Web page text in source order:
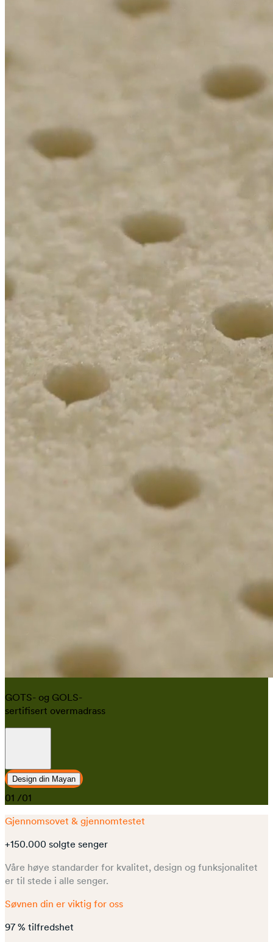
GOTS- og GOLS-
sertifisert overmadrass
Design din Mayan
01 /01
Gjennomsovet & gjennomtestet
+150.000 solgte senger
Våre høye standarder for kvalitet, design og funksjonalitet
er til stede i alle senger.
Søvnen din er viktig for oss
97 % tilfredshet